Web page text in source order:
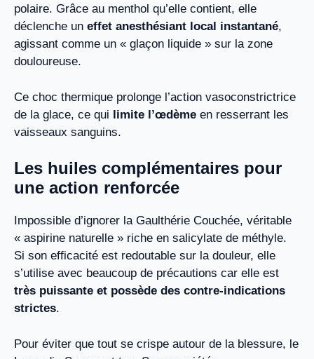
polaire. Grâce au menthol qu’elle contient, elle
déclenche un effet anesthésiant local instantané,
agissant comme un « glaçon liquide » sur la zone
douloureuse.
Ce choc thermique prolonge l’action vasoconstrictrice
de la glace, ce qui limite l’œdème en resserrant les
vaisseaux sanguins.
Les huiles complémentaires pour
une action renforcée
Impossible d’ignorer la Gaulthérie Couchée, véritable
« aspirine naturelle » riche en salicylate de méthyle.
Si son efficacité est redoutable sur la douleur, elle
s’utilise avec beaucoup de précautions car elle est
très puissante et possède des contre-indications
strictes.
Pour éviter que tout se crispe autour de la blessure, le